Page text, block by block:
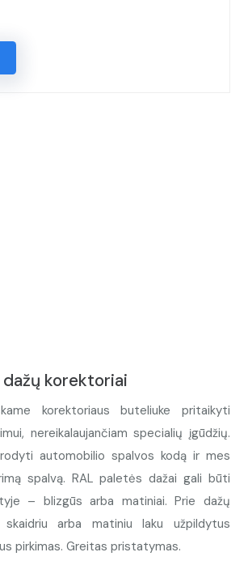
korektoriai
korektoriaus buteliuke pritaikyti
nereikalaujančiam specialių įgūdžių.
automobilio spalvos kodą ir mes
spalvą. RAL paletės dažai gali būti
– blizgūs arba matiniai. Prie dažų
arba matiniu laku užpildytus
pirkimas. Greitas pristatymas.